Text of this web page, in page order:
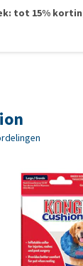
tot 15%